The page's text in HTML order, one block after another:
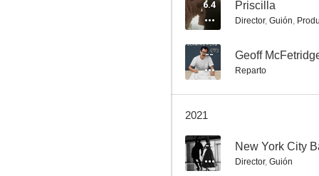
7.6
6.4 Priscilla
Director, Guión,
-- Geoff
Reparto
2021
-- New York City
Director, Guión